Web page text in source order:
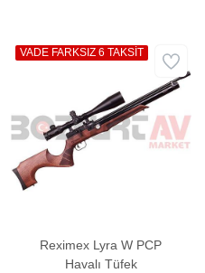
Reximex Lyra W PCP
Havalı Tüfek
VADE FARKSIZ 6 TAKSİT